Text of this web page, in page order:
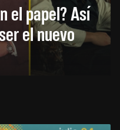
el papel? Así
el nuevo